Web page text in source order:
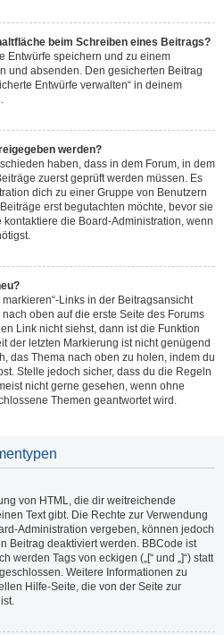
beim Schreiben eines Beitrags?
Entwürfe speichern und zu einem
und absenden. Den gesicherten Beitrag
Entwürfe verwalten“ in deinem
werden?
haben, dass in dem Forum, in dem
zuerst geprüft werden müssen. Es
dich zu einer Gruppe von Benutzern
erst begutachten möchte, bevor sie
die Board-Administration, wenn
Links in der Beitragsansicht
oben auf die erste Seite des Forums
Link nicht siehst, dann ist die Funktion
der letzten Markierung ist nicht genügend
das Thema nach oben zu holen, indem du
Stelle jedoch sicher, dass du die Regeln
nicht gerne gesehen, wenn ohne
Themen geantwortet wird.
von HTML, die dir weitreichende
Text gibt. Die Rechte zur Verwendung
Administration vergeben, können jedoch
Beitrag deaktiviert werden. BBCode ist
werden Tags von eckigen („[“ und „]“) statt
Weitere Informationen zu
Hilfe-Seite, die von der Seite zur